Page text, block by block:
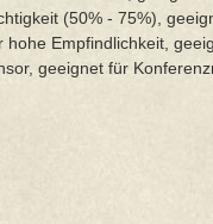
(50% - 75%),
Empfindlichkeit,
geeignet für